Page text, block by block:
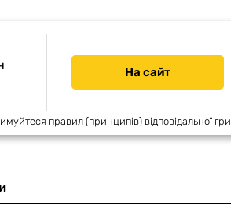
На сайт
правил (принципів) відповідальної гри